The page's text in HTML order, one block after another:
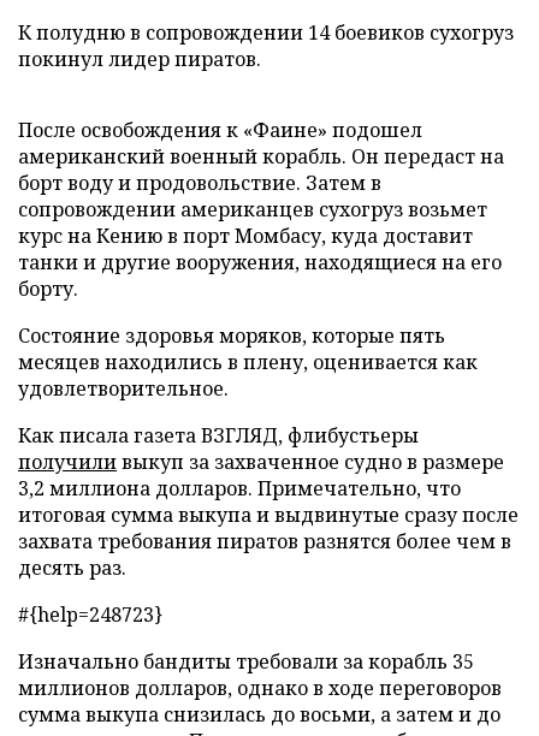
К полудню в сопровождении 14 боевиков сухогруз
покинул лидер пиратов.
После освобождения к «Фаине» подошел
американский военный корабль. Он передаст на
борт воду и продовольствие. Затем в
сопровождении американцев сухогруз возьмет
курс на Кению в порт Момбасу, куда доставит
танки и другие вооружения, находящиеся на его
борту.
Состояние здоровья моряков, которые пять
месяцев находились в плену, оценивается как
удовлетворительное.
Как писала газета ВЗГЛЯД, флибустьеры
получиливыкуп за захваченное судно в размере
3,2 миллиона долларов. Примечательно, что
итоговая сумма выкупа и выдвинутые сразу после
захвата требования пиратов разнятся более чем в
десять раз.
#{help=248723}
Изначально бандиты требовали за корабль 35
миллионов долларов, однако в ходе переговоров
сумма выкупа снизилась до восьми, а затем и до